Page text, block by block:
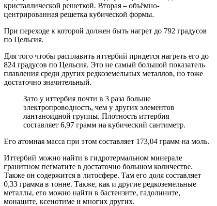
кристаллической решеткой. Вторая – объёмно-
центрированная решетка кубической формы.
При переходе к которой должен быть нагрет до 792 градусов
по Цельсия.
Для того чтобы расплавить иттербий придется нагреть его до
824 градусов по Цельсия. Это не самый большой показатель
плавления среди других редкоземельных металлов, но тоже
достаточно значительный.
Зато у иттербия почти в 3 раза больше
электропроводность, чем у других элементов
лантаноидной группы. Плотность иттербия
составляет 6,97 грамм на кубический сантиметр.
Его атомная масса при этом составляет 173,04 грамм на моль.
Иттербий можно найти в гидротермальном минерале
гранитном пегматите в достаточно большом количестве.
Также он содержится в литосфере. Там его доля составляет
0,33 грамма в тонне. Также, как и другие редкоземельные
металлы, его можно найти в бастензите, гадолините,
монаците, ксенотиме и многих других.